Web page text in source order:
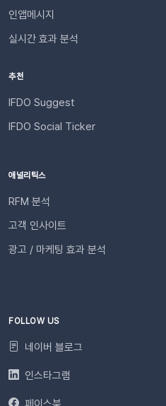
인앱메시지
실시간 효과 분석
추천
IFDO Suggest
IFDO Social Ticker
애널리틱스
RFM 분석
고객 인사이트
광고 / 마케팅 효과 분석
FOLLOW US
네이버 블로그
인스타그램